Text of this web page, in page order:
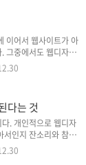
이란 두말할 나위 없
계를 관심 어린 눈으
재정 악화보다 안타
편하고 쉬운(?) 일들
상의 공간에 무형의 집
이어서 웹사이트가 아
그중에서도 웹디자이
로젝트 현장에서 가장
이 웹디자이너이며,
‘SLOW’ 이다. 웹디
다, '어떤 의도로, 어떤
느냐' 가 더 중요하다.
웹디자이너(웹디자이
을 가지고 있고)들은
다는 것
. 개인적으로 웹디자
서인지 잔소리와 참견
그러운 마음으로 들
봐서 웹기획자를 비